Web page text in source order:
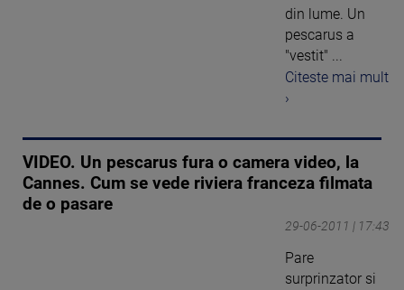
din lume. Un
pescarus a
"vestit" ...
Citeste mai mult
›
VIDEO. Un pescarus fura o camera video, la
Cannes. Cum se vede riviera franceza filmata
de o pasare
29-06-2011 | 17:43
Pare
surprinzator si